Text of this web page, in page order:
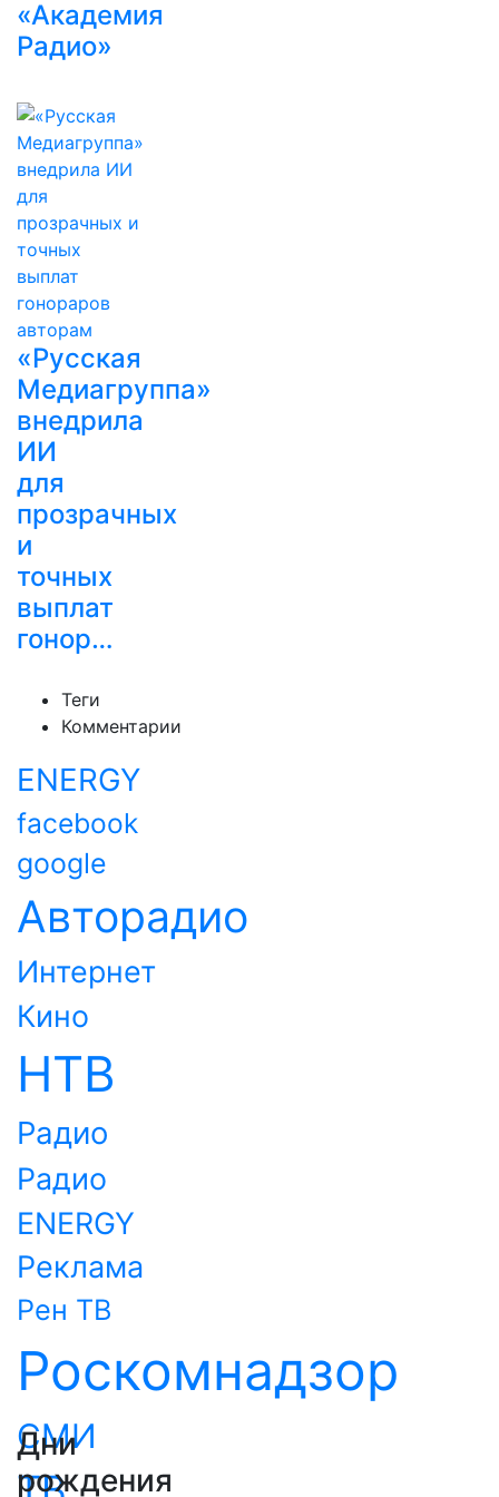
«Академия
Радио»
«Русская
Медиагруппа»
внедрила
ИИ
для
прозрачных
и
точных
выплат
гонор…
Теги
Комментарии
ENERGY
facebook
google
Авторадио
Интернет
Кино
НТВ
Радио
Радио
ENERGY
Реклама
Рен ТВ
Роскомнадзор
СМИ
Дни
рождения